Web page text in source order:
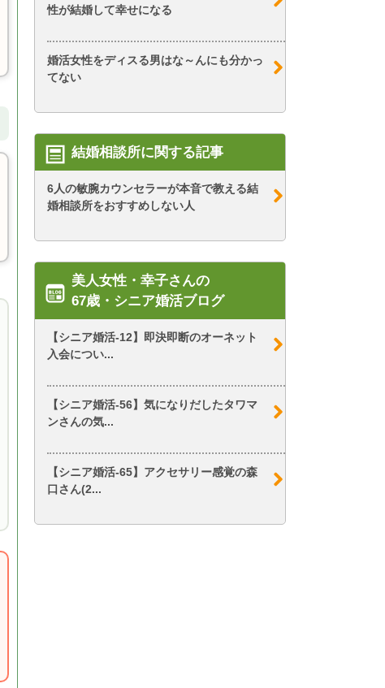
性が結婚して幸せになる
婚活女性をディスる男はな～んにも分かっ
てない
結婚相談所に関する記事
6人の敏腕カウンセラーが本音で教える結
婚相談所をおすすめしない人
美人女性・幸子さんの
67歳・シニア婚活ブログ
【シニア婚活-12】即決即断のオーネット
入会につい...
【シニア婚活-56】気になりだしたタワマ
ンさんの気...
【シニア婚活-65】アクセサリー感覚の森
口さん(2...